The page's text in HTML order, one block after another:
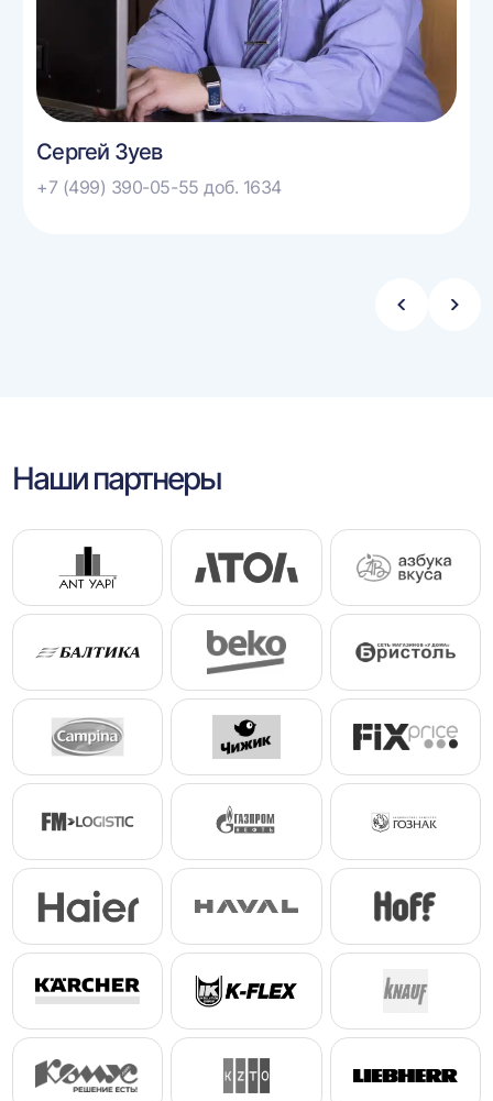
Сергей Зуев
+7 (499) 390-05-55 доб. 1634
Стрелка
Наши партнеры